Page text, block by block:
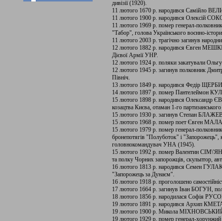
дивізії (1920).
11 лютого 1670 р. народився Самійло
11 лютого 1900 р. народився Олексій
11 лютого 1969 р. помер генерал-
"Табор", голова Українського воєнно-
11 лютого 2003 р. трагічно загинув
12 лютого 1882 р. народився Євген
Дієвої Армії УНР.
12 лютого 1924 р. поляки закатували
12 лютого 1945 р. загинув полковник
Північ.
13 лютого 1849 р. народився Федір
14 лютого 1897 р. помер Пантелеймон
15 лютого 1898 р. народився Олександр
козацтва Києва, отаман 1-го
15 лютого 1930 р. загинув Степан
15 лютого 1968 р. помер поет Євген
15 лютого 1979 р. помер генерал-
бронепотягів "Полуботок" і "Запорожець",
головнокомандувач УНА (1945).
15 лютого 1992 р. помер Валентин
та полку Чорних запорожців, скульптор,
16 лютого 1813 р. народився Семен
"Запорожець за Дунаєм".
16 лютого 1918 р. проголошено
17 лютого 1664 р. загинув Іван БОГУН,
18 лютого 1856 р. народилася Софія
19 лютого 1891 р. народився Архип
19 лютого 1900 р. Микола МІХНОВСЬКИЙ
19 лютого 1929 р. помер генерал-